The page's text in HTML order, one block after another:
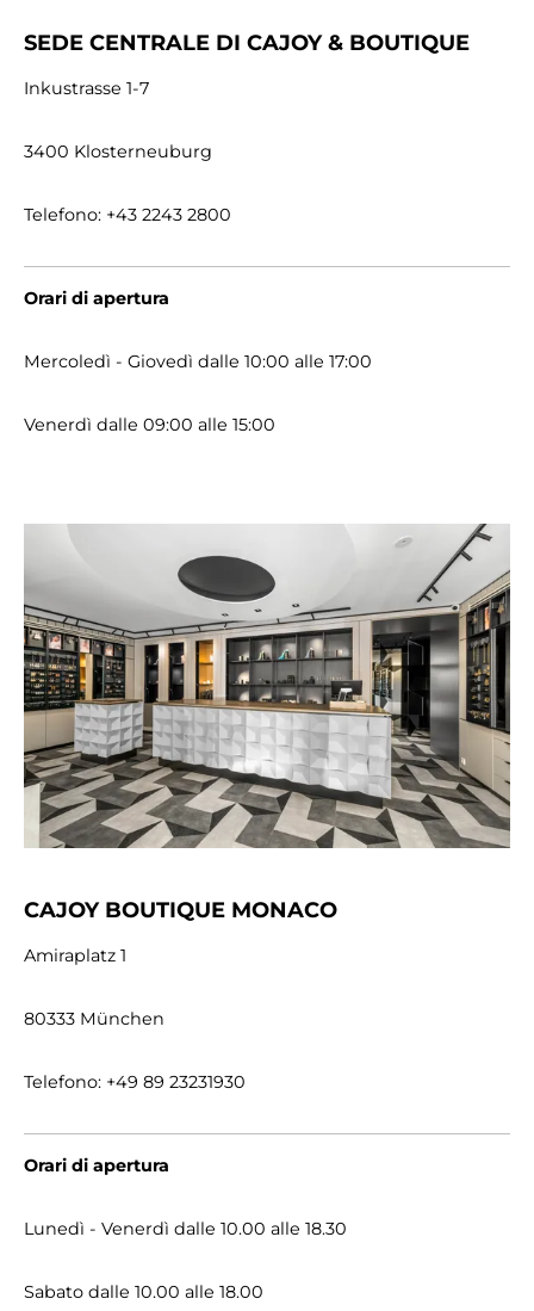
SEDE CENTRALE DI CAJOY & BOUTIQUE
Inkustrasse 1-7
3400 Klosterneuburg
Telefono: +43 2243 2800
Orari di apertura
Mercoledì - Giovedì dalle 10:00 alle 17:00
Venerdì dalle 09:00 alle 15:00
CAJOY BOUTIQUE MONACO
Amiraplatz 1
80333 München
Telefono: +49 89 23231930
Orari di apertura
Lunedì - Venerdì dalle 10.00 alle 18.30
Sabato dalle 10.00 alle 18.00